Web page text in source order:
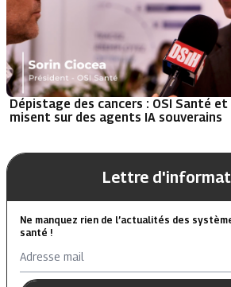
Dépistage des cancers : OSI Santé
misent sur des agents IA souverains
Lettre
Ne manquez rien de l’actualités des
santé !
Adresse mail